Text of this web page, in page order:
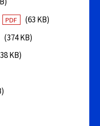
PDF
(63 KB)
(374 KB)
KB)